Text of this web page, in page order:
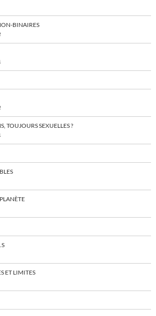
BINAIRES
TOUJOURS SEXUELLES ?
ET LIMITES